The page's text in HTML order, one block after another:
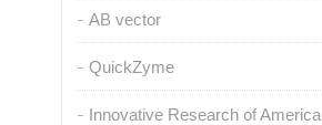
AB vector
QuickZyme
Innovative Research of America